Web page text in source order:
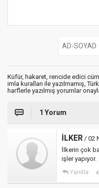
Küfür, hakaret, rencide edici
imla kuralları ile yazılmamış,
harflerle yazılmış yorumlar
1 Yorum
İLKER / 02
İlkerin çok
işler yapıyor.
Yanıtla